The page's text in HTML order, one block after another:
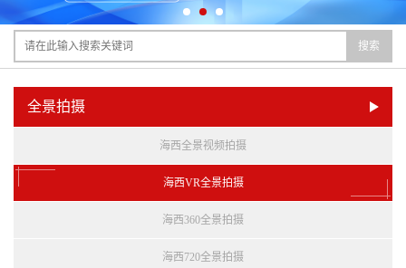
搜索
全景拍摄
海西全景视频拍摄
海西VR全景拍摄
海西360全景拍摄
海西720全景拍摄